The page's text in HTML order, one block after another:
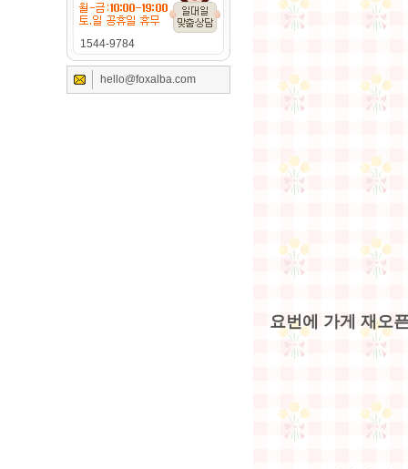
1544-9784
hello@foxalba.com
요번에 가게 재오